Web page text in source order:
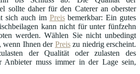
sollte daher für den Caterer an oberster
sich auch im Preisbemerkbar: Ein gutes
kann nicht für unter fünfzehn
werden. Wählen Sie nicht unbedingt
wenn Ihnen der Preiszu niedrig erscheint.
der Qualität oder zulasten des
Anbieter muss immer in der Lage sein,